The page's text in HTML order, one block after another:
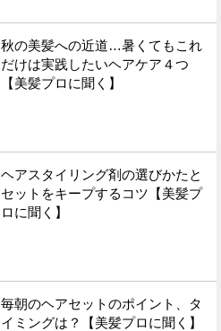
秋の美髪への近道…暑くてもこれ
だけは実践したいヘアケア４つ
【美髪プロに聞く】
ヘアスタイリング剤の選びかたと
セットをキープするコツ【美髪プ
ロに聞く】
毎朝のヘアセットのポイント、タ
イミングは？【美髪プロに聞く】